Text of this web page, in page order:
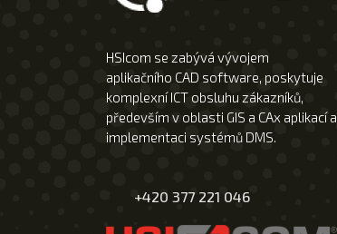
HSIcom se zabývá vývojem
aplikačního CAD software, poskytuje
komplexní ICT obsluhu zákazníků,
především v oblasti GIS a CAx aplikací a
implementaci systémů DMS.
+420 377 221 046